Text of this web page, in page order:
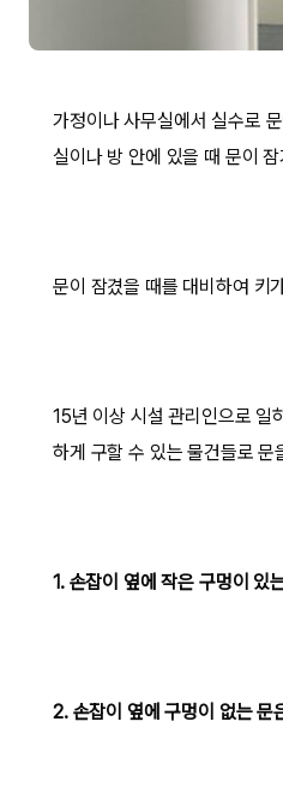
가정이나 사무실에서 실수로
실이나 방 안에 있을 때 문이
문이 잠겼을 때를 대비하여 키
15년 이상 시설 관리인으로 일
하게 구할 수 있는 물건들로 문
1. 손잡이 옆에 작은 구멍이 있
2. 손잡이 옆에 구멍이 없는 문